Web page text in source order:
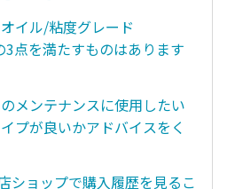
イル/粘度グレード
点を満たすものはあります
メンテナンスに使用したい
プが良いかアドバイスをく
ショップで購入履歴を見るこ